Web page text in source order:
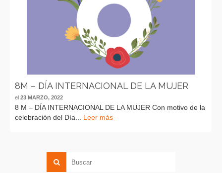
8M – DÍA INTERNACIONAL DE LA MUJER
el 23 MARZO, 2022
8 M – DÍA INTERNACIONAL DE LA MUJER Con motivo de la
celebración del Día... Leer más